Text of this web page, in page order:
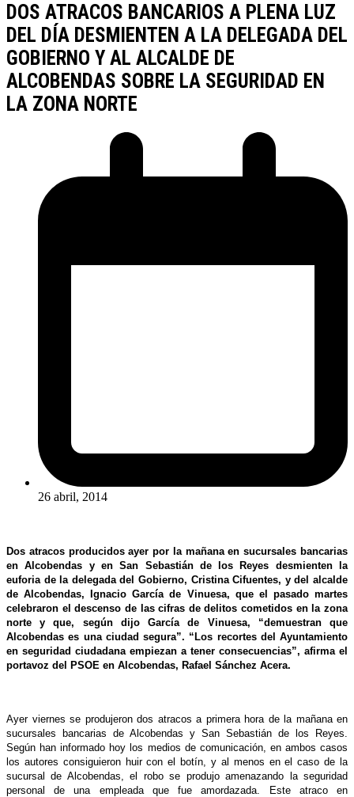
DOS ATRACOS BANCARIOS A PLENA LUZ
DEL DÍA DESMIENTEN A LA DELEGADA DEL
GOBIERNO Y AL ALCALDE DE
ALCOBENDAS SOBRE LA SEGURIDAD EN
LA ZONA NORTE
26 abril, 2014
Dos atracos producidos ayer por la mañana en sucursales bancarias
en Alcobendas y en San Sebastián de los Reyes desmienten la
euforia de la delegada del Gobierno, Cristina Cifuentes, y del alcalde
de Alcobendas, Ignacio García de Vinuesa, que el pasado martes
celebraron el descenso de las cifras de delitos cometidos en la zona
norte y que, según dijo García de Vinuesa, “demuestran que
Alcobendas es una ciudad segura”. “Los recortes del Ayuntamiento
en seguridad ciudadana empiezan a tener consecuencias”, afirma el
portavoz del PSOE en Alcobendas, Rafael Sánchez Acera.
Ayer viernes se produjeron dos atracos a primera hora de la mañana en
sucursales bancarias de Alcobendas y San Sebastián de los Reyes.
Según han informado hoy los medios de comunicación, en ambos casos
los autores consiguieron huir con el botín, y al menos en el caso de la
sucursal de Alcobendas, el robo se produjo amenazando la seguridad
personal de una empleada que fue amordazada. Este atraco en